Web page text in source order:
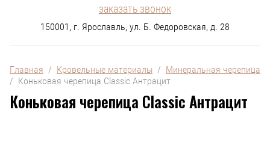
заказать звонок
150001, г. Ярославль, ул. Б. Федоровская, д. 28
Главная
  /
Кровельные материалы
  /
Минеральная черепица
/  Коньковая черепица Classic Антрацит
Коньковая черепица Classic Антрацит